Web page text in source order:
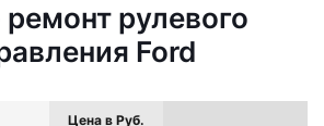
рулевого
Ford
Цена в Руб.